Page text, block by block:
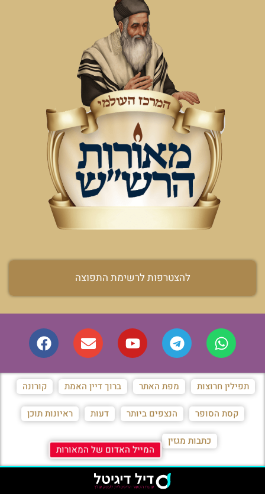
להצטרפות לרשימת התפוצה
תפילין חרוצות מפת האתר ברוך דיין האמת קורונה
קסת הסופר הנצפים ביותר דעות ראיונות תוכן
כתבות מגזין
המייל האדום של המאורות